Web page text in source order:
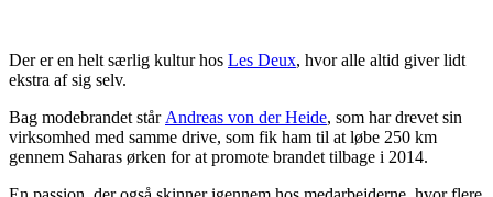
Der er en helt særlig kultur hos Les Deux, hvor alle altid giver lidt
ekstra af sig selv.
Bag modebrandet står Andreas von der Heide, som har drevet sin
virksomhed med samme drive, som fik ham til at løbe 250 km
gennem Saharas ørken for at promote brandet tilbage i 2014.